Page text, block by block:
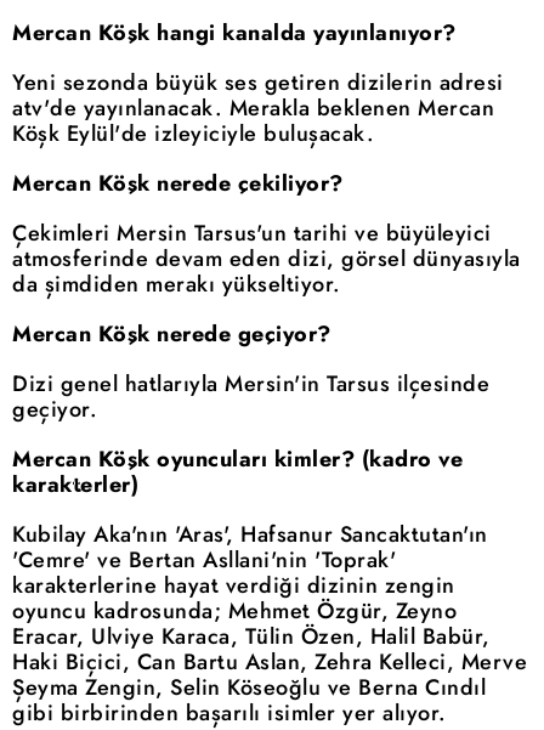
Mercan Köşk hangi kanalda yayınlanıyor?
Yeni sezonda büyük ses getiren dizilerin adresi
atv'de yayınlanacak. Merakla beklenen Mercan
Köşk Eylül'de izleyiciyle buluşacak.
Mercan Köşk nerede çekiliyor?
Çekimleri Mersin Tarsus'un tarihi ve büyüleyici
atmosferinde devam eden dizi, görsel dünyasıyla
da şimdiden merakı yükseltiyor.
Mercan Köşk nerede geçiyor?
Dizi genel hatlarıyla Mersin'in Tarsus ilçesinde
geçiyor.
Mercan Köşk oyuncuları kimler? (kadro ve
karakterler)
Kubilay Aka'nın 'Aras', Hafsanur Sancaktutan'ın
'Cemre' ve Bertan Asllani'nin 'Toprak'
karakterlerine hayat verdiği dizinin zengin
oyuncu kadrosunda; Mehmet Özgür, Zeyno
Eracar, Ulviye Karaca, Tülin Özen, Halil Babür,
Haki Biçici, Can Bartu Aslan, Zehra Kelleci, Merve
Şeyma Zengin, Selin Köseoğlu ve Berna Cındıl
gibi birbirinden başarılı isimler yer alıyor.